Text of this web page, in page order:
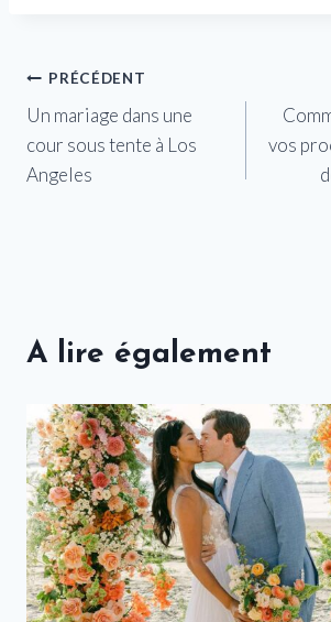
Navigation
de
l’article
PRÉCÉDENT
Un mariage dans une
cour sous tente à Los
Angeles
vos
A lire également